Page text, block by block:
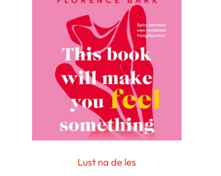
Lust na de les